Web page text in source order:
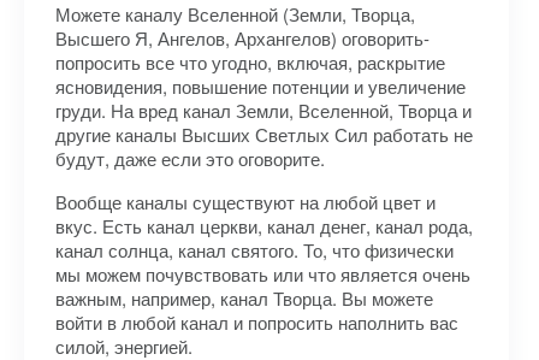
Можете каналу Вселенной (Земли, Творца,
Высшего Я, Ангелов, Архангелов) оговорить-
попросить все что угодно, включая, раскрытие
ясновидения, повышение потенции и увеличение
груди. На вред канал Земли, Вселенной, Творца и
другие каналы Высших Светлых Сил работать не
будут, даже если это оговорите.
Вообще каналы существуют на любой цвет и
вкус. Есть канал церкви, канал денег, канал рода,
канал солнца, канал святого. То, что физически
мы можем почувствовать или что является очень
важным, например, канал Творца. Вы можете
войти в любой канал и попросить наполнить вас
силой, энергией.